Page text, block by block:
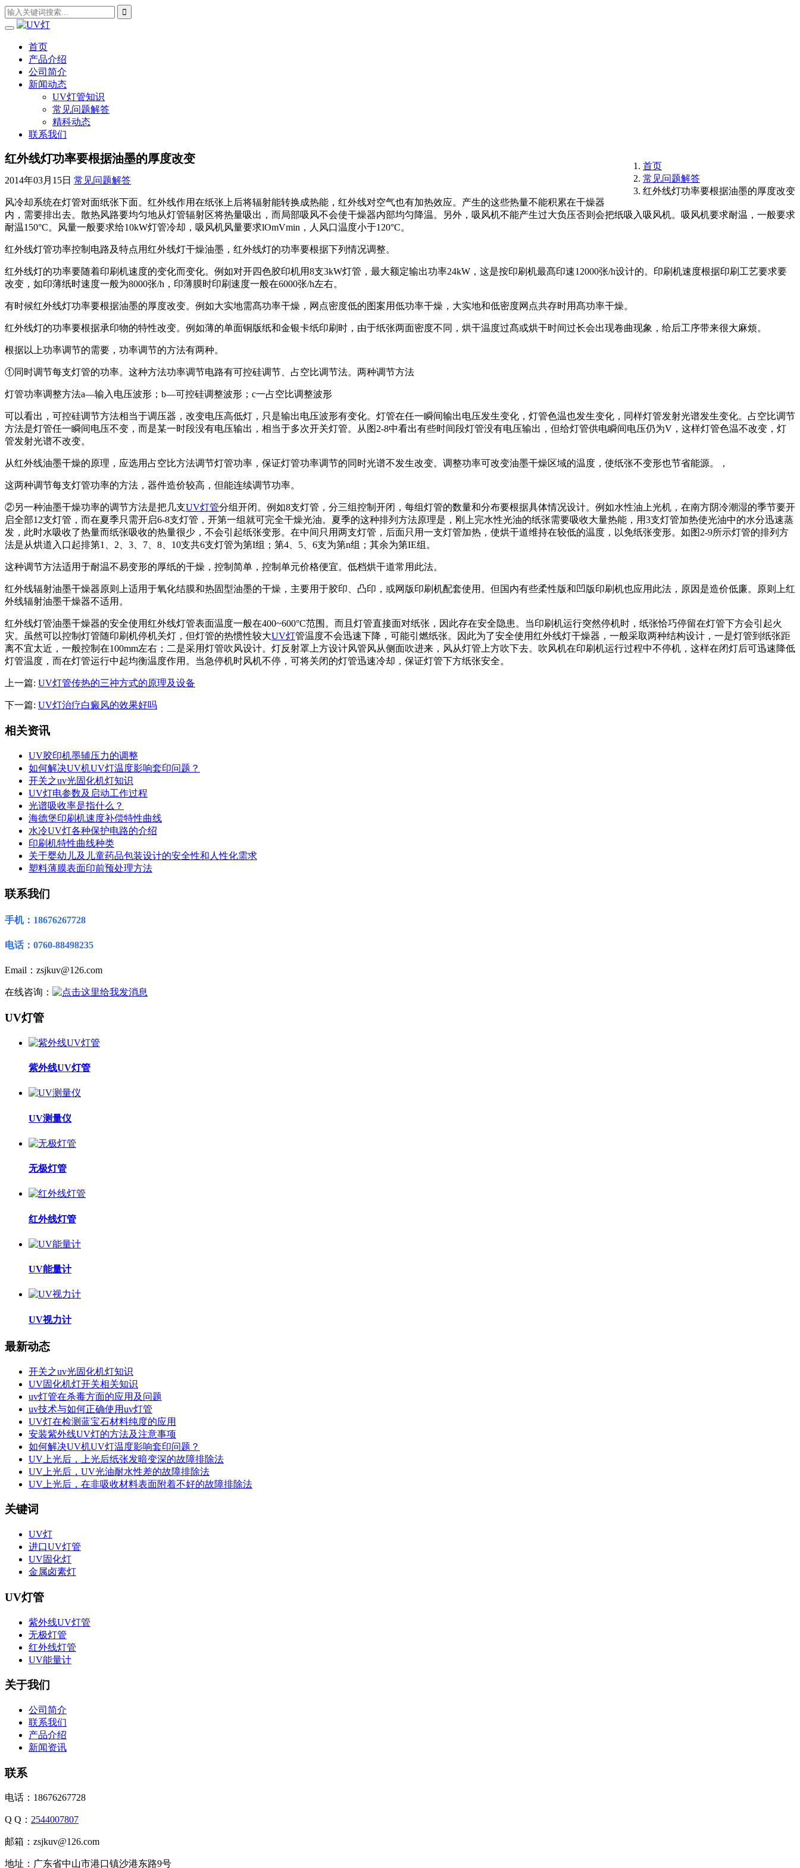
首页
产品介绍
公司简介
新闻动态
UV灯管知识
常见问题解答
精科动态
联系我们
首页
常见问题解答
红外线灯功率要根据油墨的厚度改变
红外线灯功率要根据油墨的厚度改变
2014年03月15日 常见问题解答
风冷却系统在灯管对面纸张下面。红外线作用在纸张上后将辐射能转换成热能，红外线对空气也有加热效应。产生的这些热量不能积累在干燥器
内，需要排出去。散热风路要均匀地从灯管辐射区将热量吸出，而局部吸风不会使干燥器内部均匀降温。另外，吸风机不能产生过大负压否则会把纸吸入吸风机。吸风机要求耐温，一般要求
耐温150°C。风量一般要求给10kW灯管冷却，吸风机风量要求lOmVmin，人风口温度小于120°C。
红外线灯管功率控制电路及特点用红外线灯干燥油墨，红外线灯的功率要根据下列情况调整。
红外线灯的功率要随着印刷机速度的变化而变化。例如对开四色胶印机用8支3kW灯管，最大额定输出功率24kW，这是按印刷机最髙印速12000张/h设计的。印刷机速度根据印刷工艺要求要
改变，如印薄纸时速度一般为8000张/h，印薄膜时印刷速度一般在6000张/h左右。
有时候红外线灯功率要根据油墨的厚度改变。例如大实地需髙功率干燥，网点密度低的图案用低功率干燥，大实地和低密度网点共存时用髙功率干燥。
红外线灯的功率要根据承印物的特性改变。例如薄的单面铜版纸和金银卡纸印刷时，由于纸张两面密度不同，烘干温度过髙或烘干时间过长会出现卷曲现象，给后工序带来很大麻烦。
根据以上功率调节的需要，功率调节的方法有两种。
①同时调节每支灯管的功率。这种方法功率调节电路有可控硅调节、占空比调节法。两种调节方法
灯管功率调整方法a—输入电压波形；b—可控硅调整波形；c一占空比调整波形
可以看出，可控硅调节方法相当于调压器，改变电压高低灯，只是输出电压波形有变化。灯管在任一瞬间输出电压发生变化，灯管色温也发生变化，同样灯管发射光谱发生变化。占空比调节
方法是灯管任一瞬间电压不变，而是某一时段没有电压输出，相当于多次开关灯管。从图2-8中看出有些时间段灯管没有电压输出，但给灯管供电瞬间电压仍为V，这样灯管色温不改变，灯
管发射光谱不改变。
从红外线油墨干燥的原理，应选用占空比方法调节灯管功率，保证灯管功率调节的同时光谱不发生改变。调整功率可改变油墨干燥区域的温度，使纸张不变形也节省能源。，
这两种调节每支灯管功率的方法，器件造价较高，但能连续调节功率。
②另一种油墨干燥功率的调节方法是把几支UV灯管分组开闭。例如8支灯管，分三组控制开闭，每组灯管的数量和分布要根据具体情况设计。例如水性油上光机，在南方阴冷潮湿的季节要开
启全部12支灯管，而在夏季只需开启6-8支灯管，开第一组就可完全干燥光油。夏季的这种排列方法原理是，刚上完水性光油的纸张需要吸收大量热能，用3支灯管加热使光油中的水分迅速蒸
发，此时水吸收了热量而纸张吸收的热量很少，不会引起纸张变形。在中间只用两支灯管，后面只用一支灯管加热，使烘干道维持在较低的温度，以免纸张变形。如图2-9所示灯管的排列方
法是从烘道入口起排第1、2、3、7、8、10支共6支灯管为第I组；第4、5、6支为第n组；其余为第IE组。
这种调节方法适用于耐温不易变形的厚纸的干燥，控制简单，控制单元价格便宜。低档烘干道常用此法。
红外线辐射油墨干燥器原则上适用于氧化结膜和热固型油墨的干燥，主要用于胶印、凸印，或网版印刷机配套使用。但国内有些柔性版和凹版印刷机也应用此法，原因是造价低廉。原则上红
外线辐射油墨干燥器不适用。
红外线灯管油墨干燥器的安全使用红外线灯管表面温度一般在400~600°C范围。而且灯管直接面对纸张，因此存在安全隐患。当印刷机运行突然停机时，纸张恰巧停留在灯管下方会引起火
灾。虽然可以控制灯管随印刷机停机关灯，但灯管的热惯性较大UV灯管温度不会迅速下降，可能引燃纸张。因此为了安全使用红外线灯干燥器，一般采取两种结构设计，一是灯管到纸张距
离不宜太近，一般控制在100mm左右；二是采用灯管吹风设计。灯反射罩上方设计风管风从侧面吹进来，风从灯管上方吹下去。吹风机在印刷机运行过程中不停机，这样在闭灯后可迅速降低
灯管温度，而在灯管运行中起均衡温度作用。当急停机时风机不停，可将关闭的灯管迅速冷却，保证灯管下方纸张安全。
上一篇: UV灯管传热的三祌方式的原理及设备
下一篇: UV灯治疗白癜风的效果好吗
相关资讯
UV胶印机墨辅压力的调整
如何解决UV机UV灯温度影响套印问题？
开关之uv光固化机灯知识
UV灯电参数及启动工作过程
光谱吸收率是指什么？
海德堡印刷机速度补偿特性曲线
水冷UV灯各种保护电路的介绍
印刷机特性曲线种类
关于婴幼儿及儿童药品包装设计的安全性和人性化需求
塑料薄膜表面印前预处理方法
联系我们
手机：18676267728
电话：0760-88498235
Email：zsjkuv@126.com
在线咨询：
UV灯管
紫外线UV灯管
UV测量仪
无极灯管
红外线灯管
UV能量计
UV视力计
最新动态
开关之uv光固化机灯知识
UV固化机灯开关相关知识
uv灯管在杀毒方面的应用及问题
uv技术与如何正确使用uv灯管
UV灯在检测蓝宝石材料纯度的应用
安装紫外线UV灯的方法及注意事项
如何解决UV机UV灯温度影响套印问题？
UV上光后，上光后纸张发暗变深的故障排除法
UV上光后，UV光油耐水性差的故障排除法
UV上光后，在非吸收材料表面附着不好的故障排除法
关键词
UV灯
进口UV灯管
UV固化灯
金属卤素灯
UV灯管
紫外线UV灯管
无极灯管
红外线灯管
UV能量计
关于我们
公司简介
联系我们
产品介绍
新闻资讯
联系
电话：18676267728
Q Q： 2544007807
邮箱：zsjkuv@126.com
地址：广东省中山市港口镇沙港东路9号